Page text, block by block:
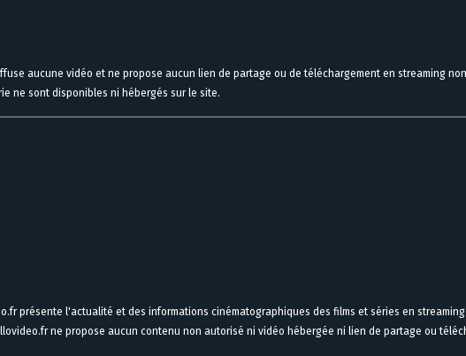
aucune vidéo et ne propose aucun lien de partage ou de téléchargement en streaming
ne sont disponibles ni hébergés sur le site.
présente l'actualité et des informations cinématographiques des films et séries en
ne propose aucun contenu non autorisé ni vidéo hébergée ni lien de partage ou